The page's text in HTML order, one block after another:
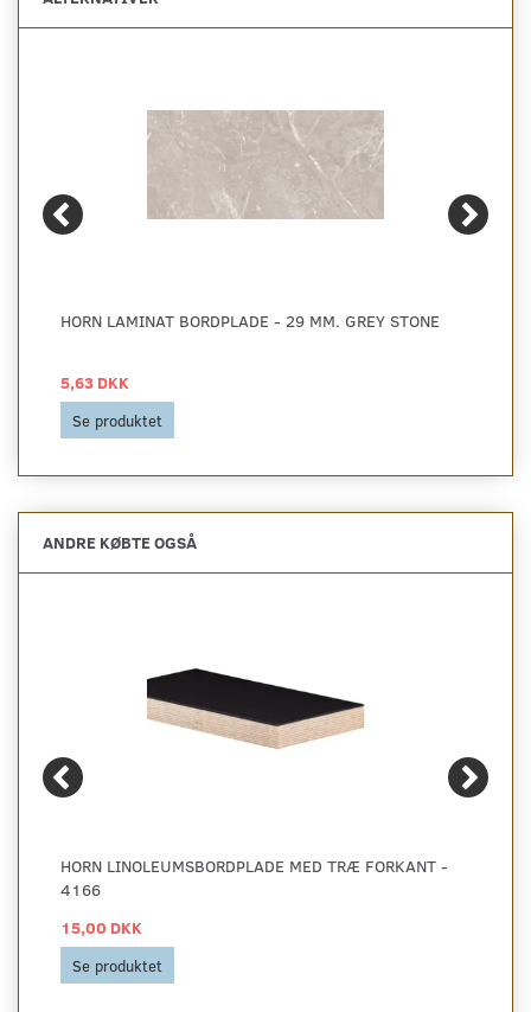
HORN LAMINAT BORDPLADE - 29 MM. GREY STONE
5,63 DKK
Se produktet
ANDRE KØBTE OGSÅ
HORN LINOLEUMSBORDPLADE MED TRÆ FORKANT -
4166
15,00 DKK
Se produktet